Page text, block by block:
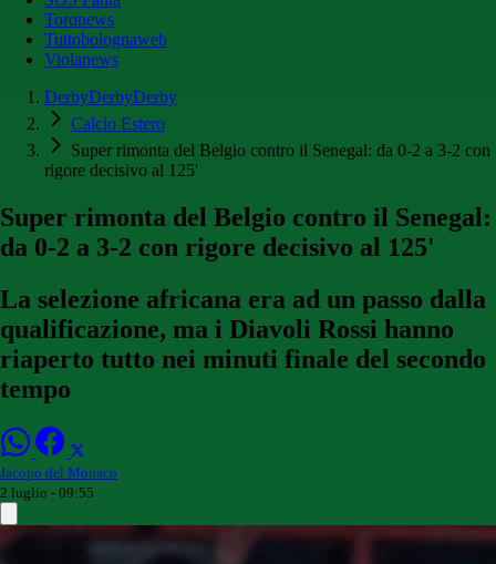
Toronews
Tuttobolognaweb
Violanews
DerbyDerbyDerby
Calcio Estero
Super rimonta del Belgio contro il Senegal: da 0-2 a 3-2 con
rigore decisivo al 125'
Super rimonta del Belgio contro il Senegal:
da 0-2 a 3-2 con rigore decisivo al 125'
La selezione africana era ad un passo dalla
qualificazione, ma i Diavoli Rossi hanno
riaperto tutto nei minuti finale del secondo
tempo
Jacopo del Monaco
2 luglio - 09:55